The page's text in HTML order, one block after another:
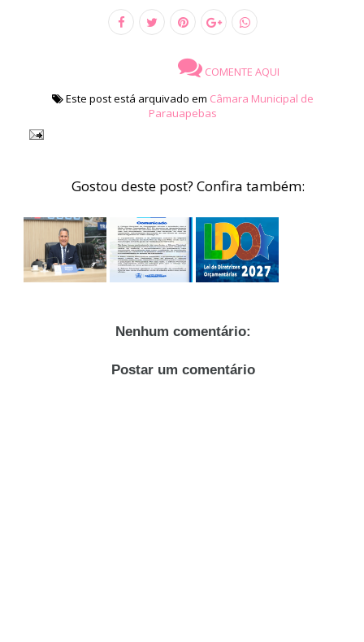
COMENTE AQUI
Este post está arquivado em Câmara Municipal de
Parauapebas
Gostou deste post? Confira também:
Nenhum comentário:
Postar um comentário